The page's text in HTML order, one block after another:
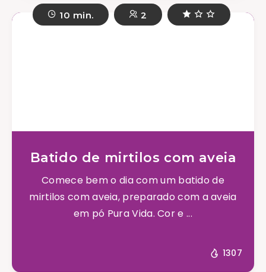
10 min. 2
Batido de mirtilos com aveia
Comece bem o dia com um batido de
mirtilos com aveia, preparado com a aveia
em pó Pura Vida. Cor e ...
1307